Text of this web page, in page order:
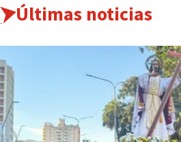
Últimas noticias